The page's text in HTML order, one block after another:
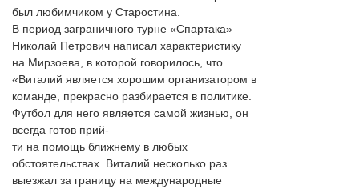
был любимчиком у Старостина.
В период заграничного турне «Спартака»
Николай Петрович написал характеристику
на Мирзоева, в которой говорилось, что
«Виталий является хорошим организатором в
команде, прекрасно разбирается в политике.
Футбол для него является самой жизнью, он
всегда готов прий-
ти на помощь ближнему в любых
обстоятельствах. Виталий несколько раз
выезжал за границу на международные